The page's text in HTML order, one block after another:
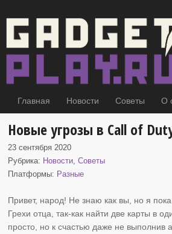
Главная Новости Советы О
Новые угрозы в Call of
23 сентября 2020
Рубрика: Новости,Советы
Платформы: Разные
Привет, народ! Не знаю как вы, но я
Грехи отца, так-как найти две карты в
просто, но к счастью даже не выполнив